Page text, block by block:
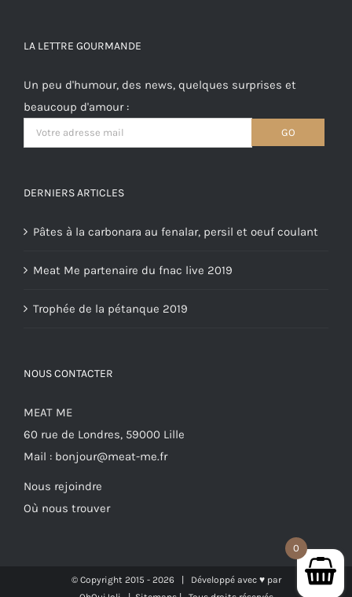
LA LETTRE GOURMANDE
Un peu d'humour, des news, quelques surprises et
beaucoup d'amour :
DERNIERS ARTICLES
Pâtes à la carbonara au fenalar, persil et oeuf coulant
Meat Me partenaire du fnac live 2019
Trophée de la pétanque 2019
NOUS CONTACTER
MEAT ME
60 rue de Londres, 59000 Lille
Mail : bonjour@meat-me.fr
Nous rejoindre
Où nous trouver
© Copyright 2015 - 2026 | Développé avec ♥ par
0